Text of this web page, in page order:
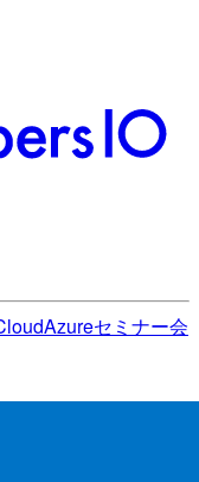
Azureセミナー会